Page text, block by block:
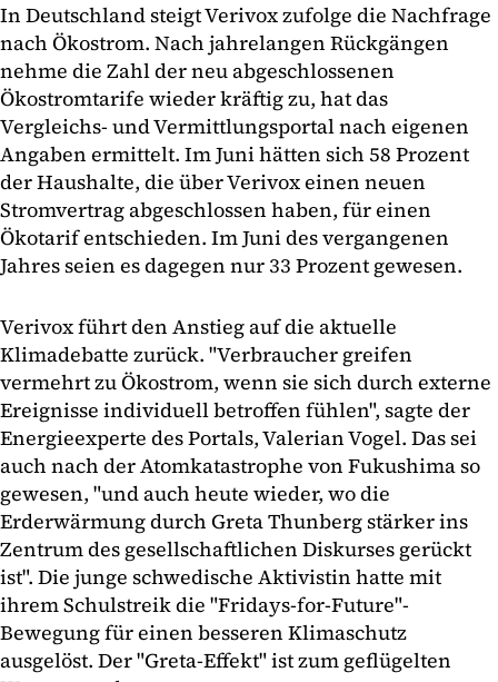
In Deutschland steigt Verivox zufolge die Nachfrage
nach Ökostrom. Nach jahrelangen Rückgängen
nehme die Zahl der neu abgeschlossenen
Ökostromtarife wieder kräftig zu, hat das
Vergleichs- und Vermittlungsportal nach eigenen
Angaben ermittelt. Im Juni hätten sich 58 Prozent
der Haushalte, die über Verivox einen neuen
Stromvertrag abgeschlossen haben, für einen
Ökotarif entschieden. Im Juni des vergangenen
Jahres seien es dagegen nur 33 Prozent gewesen.
Verivox führt den Anstieg auf die aktuelle
Klimadebatte zurück. "Verbraucher greifen
vermehrt zu Ökostrom, wenn sie sich durch externe
Ereignisse individuell betroffen fühlen", sagte der
Energieexperte des Portals, Valerian Vogel. Das sei
auch nach der Atomkatastrophe von Fukushima so
gewesen, "und auch heute wieder, wo die
Erderwärmung durch Greta Thunberg stärker ins
Zentrum des gesellschaftlichen Diskurses gerückt
ist". Die junge schwedische Aktivistin hatte mit
ihrem Schulstreik die "Fridays-for-Future"-
Bewegung für einen besseren Klimaschutz
ausgelöst. Der "Greta-Effekt" ist zum geflügelten